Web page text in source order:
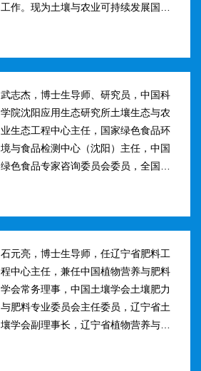
工作。现为土壤与农业可持续发展国家
影...
武志杰，博士生导师、研究员，中国科
学院沈阳应用生态研究所土壤生态与农
业生态工程中心主任，国家绿色食品环
境与食品检测中心（沈阳）主任，中国
绿色食品专家咨询委员会委员，全国肥
学调控、新型缓控释肥料研制；土壤...
石元亮，博士生导师，任辽宁省肥料工
程中心主任，兼任中国植物营养与肥料
学会常务理事，中国土壤学会土壤肥力
与肥料专业委员会主任委员，辽宁省土
壤学会副理事长，辽宁省植物营养与肥